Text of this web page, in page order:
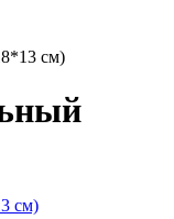
см)